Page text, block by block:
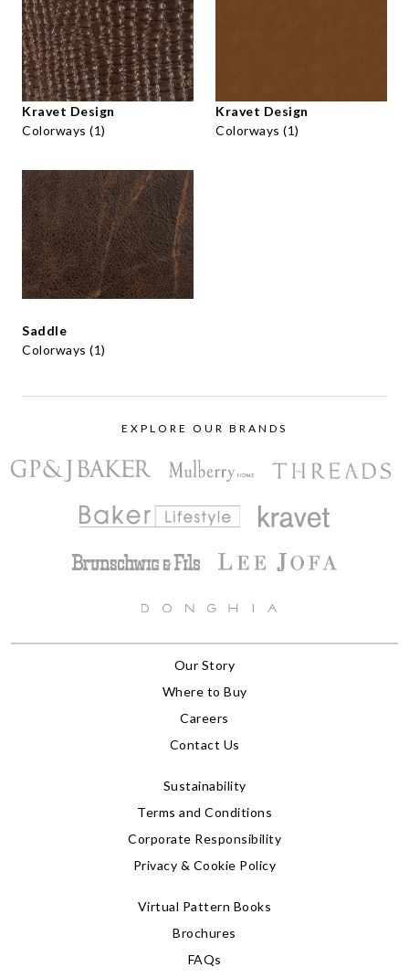
Kravet Design
Colorways (1)
Kravet Design
Colorways (1)
Saddle
Colorways (1)
EXPLORE OUR BRANDS
Our Story
Where to Buy
Careers
Contact Us
Sustainability
Terms and Conditions
Corporate Responsibility
Privacy & Cookie Policy
Virtual Pattern Books
Brochures
FAQs